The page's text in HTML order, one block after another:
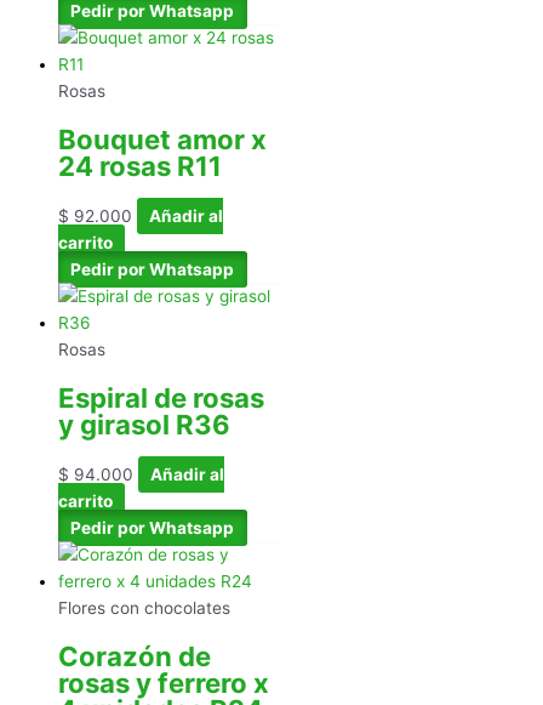
Pedir por Whatsapp
Rosas
Bouquet amor x
24 rosas R11
$ 92.000
Añadir al
carrito
Pedir por Whatsapp
Rosas
Espiral de rosas
y girasol R36
$ 94.000
Añadir al
carrito
Pedir por Whatsapp
Flores con chocolates
Corazón de
rosas y ferrero x